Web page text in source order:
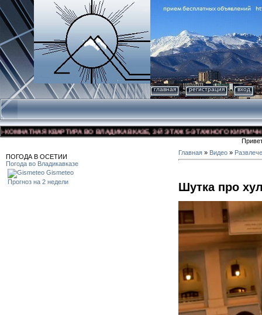
главная регистрация вход
КВАРТИРА ВО ВЛАДИКАВКАЗЕ, 3-Й ЭТАЖ 5-ЭТАЖНОГО
ПОГОДА В ОСЕТИИ
Погода во Владикавказе
Gismeteo
Прогноз на 2 недели
Главная » Видео »
Шутка про